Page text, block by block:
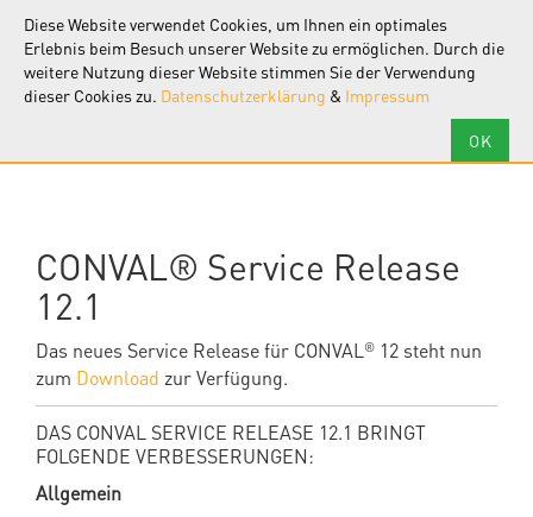
Diese Website verwendet Cookies, um Ihnen ein optimales
Erlebnis beim Besuch unserer Website zu ermöglichen. Durch die
weitere Nutzung dieser Website stimmen Sie der Verwendung
dieser Cookies zu. Datenschutzerklärung & Impressum
F.I.R.S.T.Software
CONVAL® Service Release
12.1
Das neues Service Release für CONVAL ® 12 steht nun
zum Download zur Verfügung.
DAS CONVAL SERVICE RELEASE 12.1 BRINGT
FOLGENDE VERBESSERUNGEN:
Allgemein